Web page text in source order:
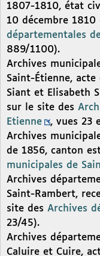
1807-1810, état
10 décembre
départementales
889/1100).
Archives
Saint-Étienne,
Siant et Elisabeth
sur le site des
Etienne
, vues 23
Archives
de 1856, canton
municipales de
Archives
Saint-Rambert,
site des Archives
23/45).
Archives
Caluire et Cuire,